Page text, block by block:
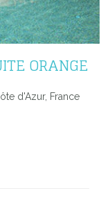
ORANGE
d'Azur, France